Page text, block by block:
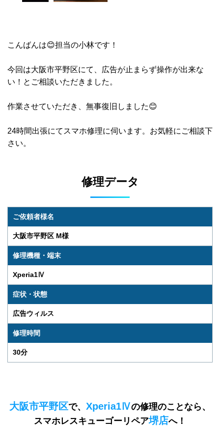
こんばんは😊担当の小林です！
今回は大阪市平野区にて、広告が止まらず操作が出来な
い！とご相談いただきました。
作業させていただき、無事復旧しました😊
24時間出張にてスマホ修理に伺います。お気軽にご相談下
さい。
修理データ
ご依頼者様名
大阪市平野区 M様
修理機種・端末
Xperia1Ⅳ
症状・状態
広告ウィルス
修理時間
30分
大阪市平野区で、 Xperia1Ⅳの修理のことなら、
スマホレスキューゴーリペア堺店へ！